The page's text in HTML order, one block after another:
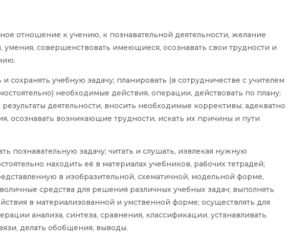
отношение к учению, к познавательной деятельности, желание
умения, совершенствовать имеющиеся, осознавать свои трудности и
сохранять учебную задачу; планировать (в сотрудничестве с учителем
необходимые действия, операции, действовать по плану;
деятельности, вносить необходимые коррективы; адекватно
осознавать возникающие трудности, искать их причины и пути
познавательную задачу; читать и слушать, извлекая нужную
находить её в материалах учебников, рабочих тетрадей;
в изобразительной, схематичной, модельной форме,
средства для решения различных учебных задач; выполнять
в материализованной и умственной форме; осуществлять для
анализа, синтеза, сравнения, классификации, устанавливать
делать обобщения, выводы.